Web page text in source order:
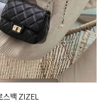
스백 ZIZEL